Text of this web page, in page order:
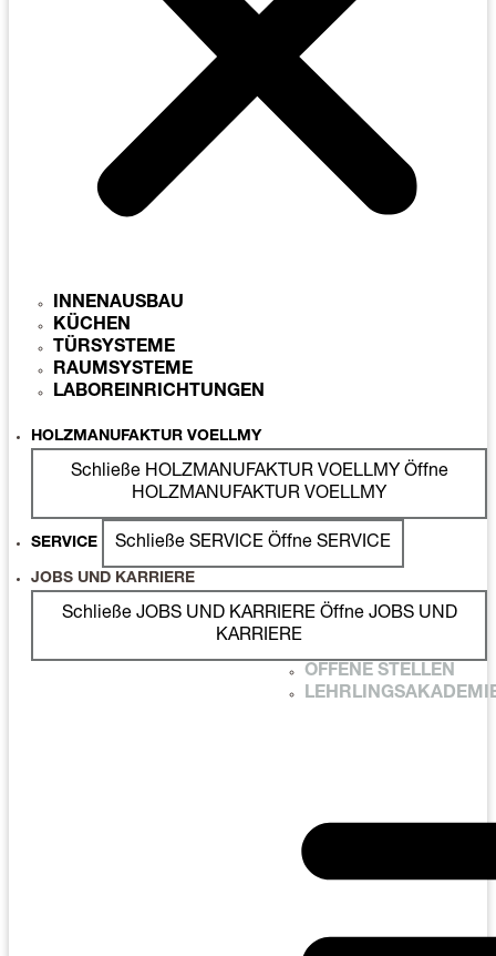
INNENAUSBAU
KÜCHEN
TÜRSYSTEME
RAUMSYSTEME
LABOREINRICHTUNGEN
HOLZMANUFAKTUR VOELLMY
Schließe HOLZMANUFAKTUR VOELLMY Öffne
HOLZMANUFAKTUR VOELLMY
SERVICE Schließe SERVICE Öffne SERVICE
JOBS UND KARRIERE
Schließe JOBS UND KARRIERE Öffne JOBS UND
KARRIERE
OFFENE STELLEN